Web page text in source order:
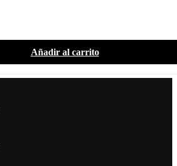
Añadir al carrito